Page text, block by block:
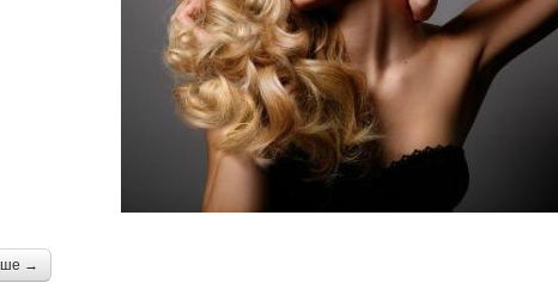
Детские прически Прически в
Прическа для длинных
волос
Прическа с
с
→